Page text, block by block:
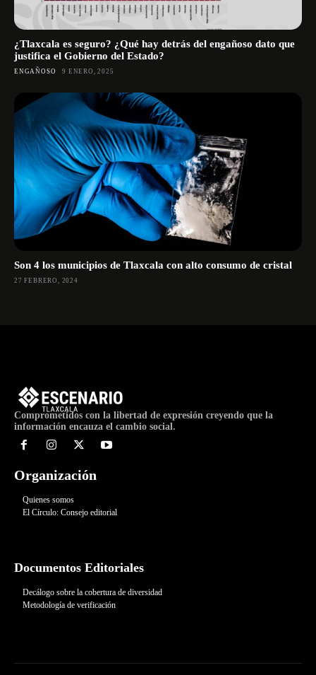
¿Tlaxcala es seguro? ¿Qué hay detrás del engañoso dato que
justifica el Gobierno del Estado?
ENGAÑOSO 9 ENERO, 2025
Son 4 los municipios de Tlaxcala con alto consumo de cristal
27 FEBRERO, 2024
Comprometidos con la libertad de expresión creyendo que la
información encauza el cambio social.
Organización
Quienes somos
El Círculo: Consejo editorial
Documentos Editoriales
Decálogo sobre la cobertura de diversidad
Metodología de verificación